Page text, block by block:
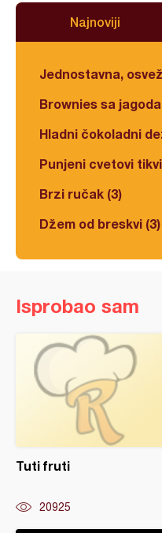
Najnoviji
Jednostavna,
Brownies sa
Hladni čokoladni
Punjeni cvetovi
Brzi ručak (3)
Džem od breskvi (3)
Isprobao sam
Tuti fruti
20925